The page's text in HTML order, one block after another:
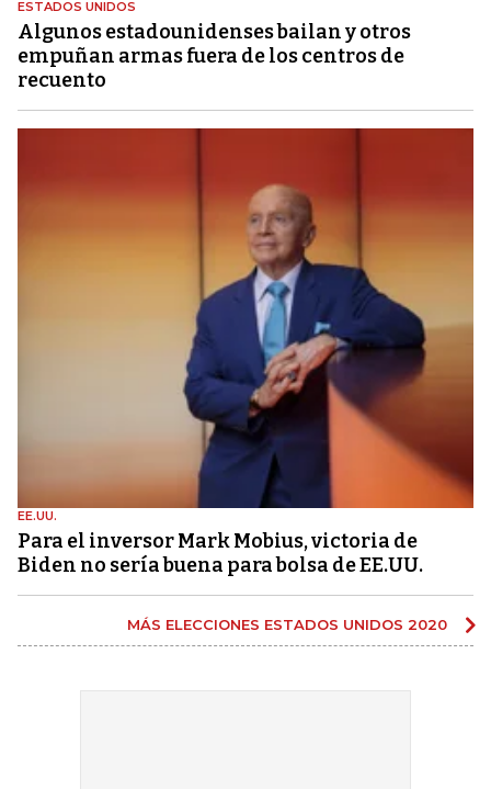
ESTADOS UNIDOS
Algunos estadounidenses bailan y otros
empuñan armas fuera de los centros de
recuento
EE.UU.
Para el inversor Mark Mobius, victoria de
Biden no sería buena para bolsa de EE.UU.
MÁS ELECCIONES ESTADOS UNIDOS 2020